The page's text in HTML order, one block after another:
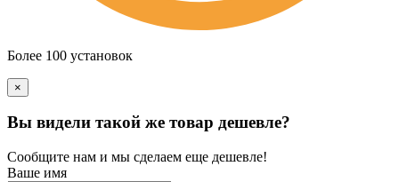
Более 100 установок
×
Вы видели такой же товар дешевле?
Сообщите нам и мы сделаем еще дешевле!
Ваше имя